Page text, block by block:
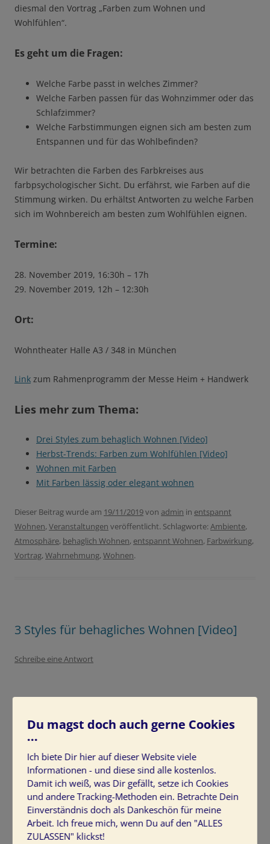
diesmal den Vortrag „Farben zum Wohnen und
Wohlfühlen“.
Es geht um die Fragen:
Welche Farbe passt in welches Zimmer?
Welche Farben passen für das Wohnzimmer oder das
Schlafzimmer?
Welche Farbstimmungen eignen sich am besten zum
Entspannen und für das Wohlbefinden?
Wir betrachten die Farben des Farbkreises aus
farbpsychologischer Sicht. Du erfährst, wie Farben auf die
Stimmung wirken. Du erhältst Antworten zu welche Farben
sich im Wohnbereich am besten zum Wohlfühlen eignen.
Termine:
28. November 2019, 16:30h – 17h
29. November 2019, 12h – 12:30h
Ort:
Wohntheater Halle A3 / 348 in München
Link zum Rahmenprogramm der Messe Heim + Handwerk
Lies mehr zum Thema:
Drei Styles zum behaglich Wohnen [Video]
Herbst-Trends: Farben zum Wohlfühlen [Video]
Wohnen mit Farben
Mit Farben lässig oder elegant wohnen
Dieser Beitrag wurde am 19/11/2019von admin in entspannt
Wohnen, Veranstaltungen veröffentlicht. Schlagworte: Ambiente,
Atmosphäre, behaglich Wohnen, entspannt Wohnen, Farbwirkung,
Vortrag, Wahrnehmung, Wohnen.
3 Styles für behagliches Wohnen [Video]
Schreibe eine Antwort
https://vimeo.com/368548481
Du magst doch auch gerne Cookies
...
Ich biete Dir hier auf dieser Website viele
Informationen - und diese sind alle kostenlos.
Damit ich weiß, was Dir gefällt, setze ich Cookies
und andere Tracking-Methoden ein. Betrachte Dein
Einverständnis doch als Dankeschön für meine
Arbeit. Ich freue mich, wenn Du auf den "ALLES
ZULASSEN" klickst!